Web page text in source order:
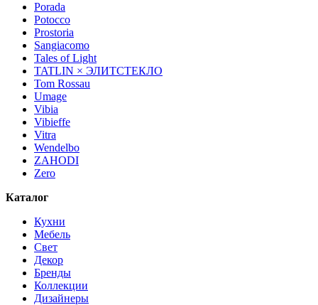
Porada
Potocco
Prostoria
Sangiacomo
Tales of Light
TATLIN × ЭЛИТСТЕКЛО
Tom Rossau
Umage
Vibia
Vibieffe
Vitra
Wendelbo
ZAHODI
Zero
Каталог
Кухни
Мебель
Свет
Декор
Бренды
Коллекции
Дизайнеры